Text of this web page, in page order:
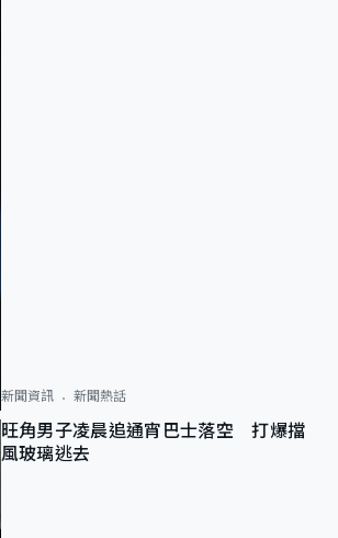
新聞資訊 新聞熱話
旺角男子凌晨追通宵巴士落空 打爆擋
風玻璃逃去